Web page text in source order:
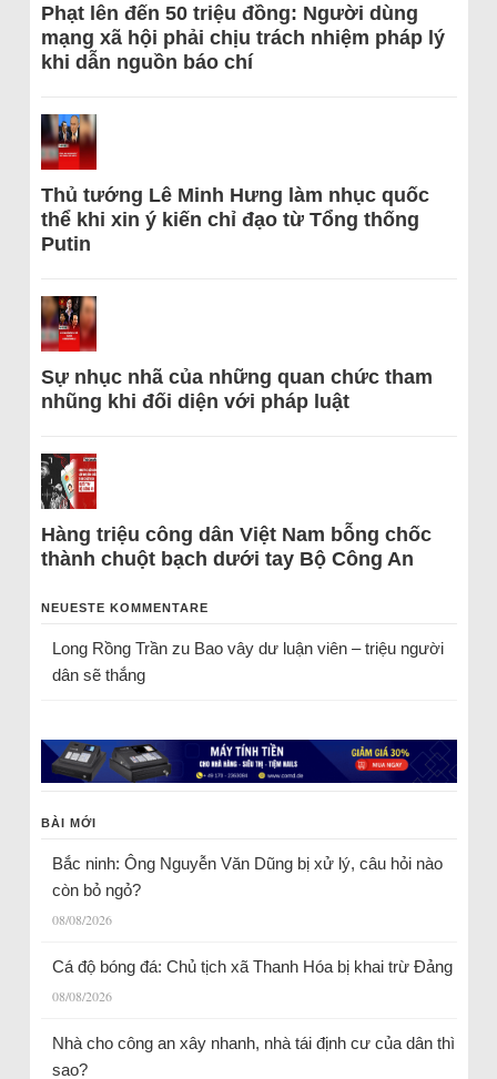
Phạt lên đến 50 triệu đồng: Người dùng
mạng xã hội phải chịu trách nhiệm pháp lý
khi dẫn nguồn báo chí
Thủ tướng Lê Minh Hưng làm nhục quốc
thể khi xin ý kiến chỉ đạo từ Tổng thống
Putin
Sự nhục nhã của những quan chức tham
nhũng khi đối diện với pháp luật
Hàng triệu công dân Việt Nam bỗng chốc
thành chuột bạch dưới tay Bộ Công An
NEUESTE KOMMENTARE
Long Rồng Trầnzu Bao vây dư luận viên – triệu người
dân sẽ thắng
BÀI MỚI
Bắc ninh: Ông Nguyễn Văn Dũng bị xử lý, câu hỏi nào
còn bỏ ngỏ?
08/08/2026
Cá độ bóng đá: Chủ tịch xã Thanh Hóa bị khai trừ Đảng
08/08/2026
Nhà cho công an xây nhanh, nhà tái định cư của dân thì
sao?